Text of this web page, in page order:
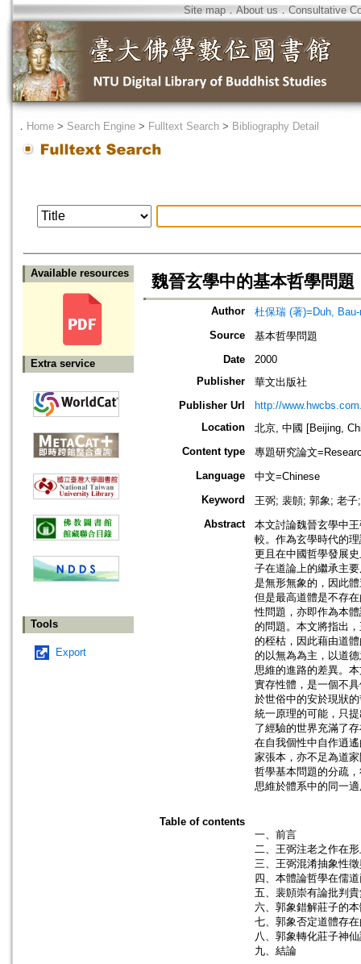
Site map．About us ． Consultative
． Home > Search Engine > Fulltext Search > Bibliography Detail
Available resources
Extra service
Tools
Export
魏晉玄學中的基本哲學問題
Author
杜保瑞 (著)=Duh,
Source
基本哲學問題
Date
2000
Publisher
華文出版社
Publisher Url
http://
Location
北京, 中國 [Beijing,
Content type
專題研究論文
Language
中文=Chinese
Keyword
王弼; 裴頠; 郭象; 老
Abstract
本文討論魏晉玄學中
較。作為玄學時代的
更且在中國哲學發展
子在道論上的繼承主
是無形無象的，因此
但是最高道體是不存
性問題，亦即作為本
的問題。本文將指出
的桎枯，因此藉由道
的以無為為主，以道
思維的進路的差異。
實存性體，是一個不
於世俗中的安於現狀
統一原理的可能，只
了經驗的世界充滿了
在自我個性中自作逍
家張本，亦不足為道
哲學基本問題的分疏
思維於體系中的同一
Table of contents
一、前言
二、王弼注老之作在
三、王弼混淆抽象性
四、本體論哲學在儒
五、裴頠崇有論批判
六、郭象錯解莊子的
七、郭象否定道體存
八、郭象轉化莊子神
九、結論